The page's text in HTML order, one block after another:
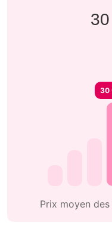
30
Prix moyen